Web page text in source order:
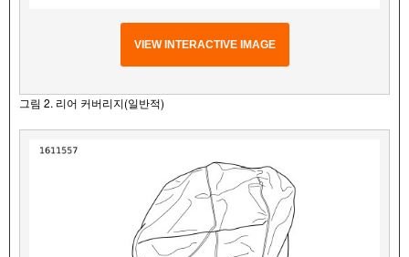
VIEW INTERACTIVE IMAGE
그림 2. 리어 커버리지(일반적)